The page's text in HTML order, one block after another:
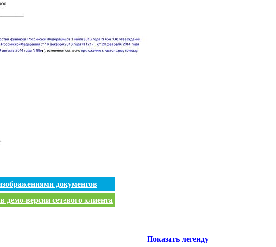
документов
версии сетевого клиента
Показать легенду